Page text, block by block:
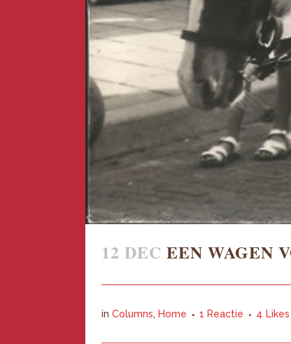
12 DEC EEN WAGEN
in Columns, Home 1 Reactie 4 Likes